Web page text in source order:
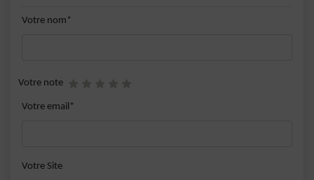
Votre nom*
Votre note
Votre email*
Votre Site